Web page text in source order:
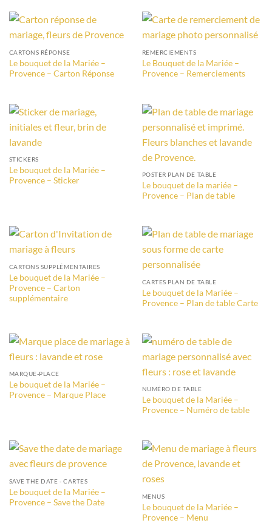
CARTONS RÉPONSE
Le bouquet de la Mariée –
Provence – Carton Réponse
REMERCIEMENTS
Le Bouquet de la Mariée –
Provence – Remerciements
STICKERS
Le bouquet de la Mariée –
Provence – Sticker
POSTER PLAN DE TABLE
Le bouquet de la mariée –
Provence – Plan de table
CARTONS SUPPLÉMENTAIRES
Le bouquet de la Mariée –
Provence – Carton
supplémentaire
CARTES PLAN DE TABLE
Le bouquet de la Mariée –
Provence – Plan de table Carte
MARQUE-PLACE
Le bouquet de la Mariée –
Provence – Marque Place
NUMÉRO DE TABLE
Le bouquet de la Mariée –
Provence – Numéro de table
SAVE THE DATE - CARTES
Le bouquet de la Mariée –
Provence – Save the Date
MENUS
Le bouquet de la Mariée –
Provence – Menu